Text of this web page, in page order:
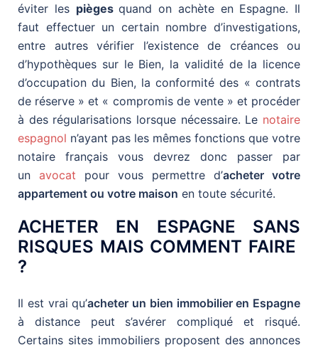
éviter les piègesquand on achète en Espagne. Il
faut effectuer un certain nombre d’investigations,
entre autres vérifier l’existence de créances ou
d’hypothèques sur le Bien, la validité de la licence
d’occupation du Bien, la conformité des « contrats
de réserve » et « compromis de vente » et procéder
à des régularisations lorsque nécessaire. Le notaire
espagnol n’ayant pas les mêmes fonctions que votre
notaire français vous devrez donc passer par
un avocat pour vous permettre d’acheter votre
appartement ou votre maison en toute sécurité.
ACHETER EN ESPAGNE SANS
RISQUES MAIS COMMENT FAIRE
?
Il est vrai qu’acheter un bien immobilier en Espagne
à distance peut s’avérer compliqué et risqué.
Certains sites immobiliers proposent des annonces